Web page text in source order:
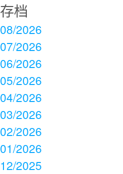
存档
08/2026
07/2026
06/2026
05/2026
04/2026
03/2026
02/2026
01/2026
12/2025